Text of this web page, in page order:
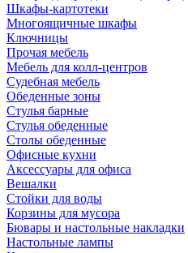
Шкафы-картотеки
Многоящичные шкафы
Ключницы
Прочая мебель
Мебель для колл-центров
Судебная мебель
Обеденные зоны
Стулья барные
Стулья обеденные
Столы обеденные
Офисные кухни
Аксессуары для офиса
Вешалки
Стойки для воды
Корзины для мусора
Бювары и настольные накладки
Настольные лампы